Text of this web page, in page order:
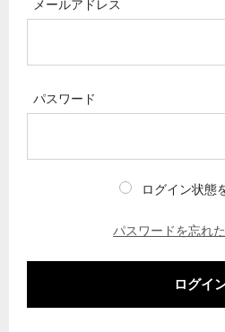
メールアドレス
パスワード
ログイン状態
パスワードを忘れ
ログイ